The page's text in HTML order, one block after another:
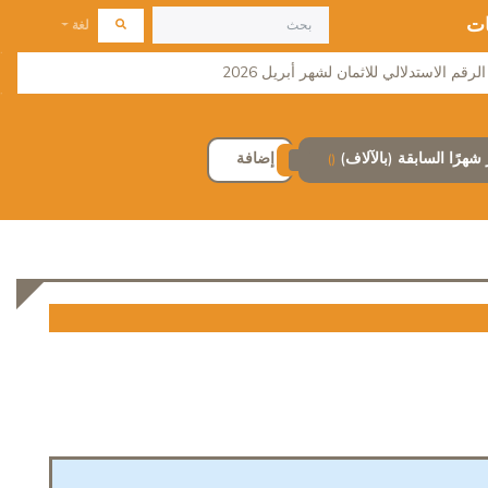
لغة
الاستدلالي للاثمان لشهر أبريل 2026
() إضافة